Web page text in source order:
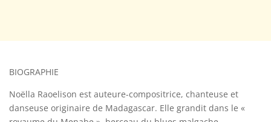
BIOGRAPHIE
Noëlla Raoelison est auteure-compositrice, chanteuse et
danseuse originaire de Madagascar. Elle grandit dans le «